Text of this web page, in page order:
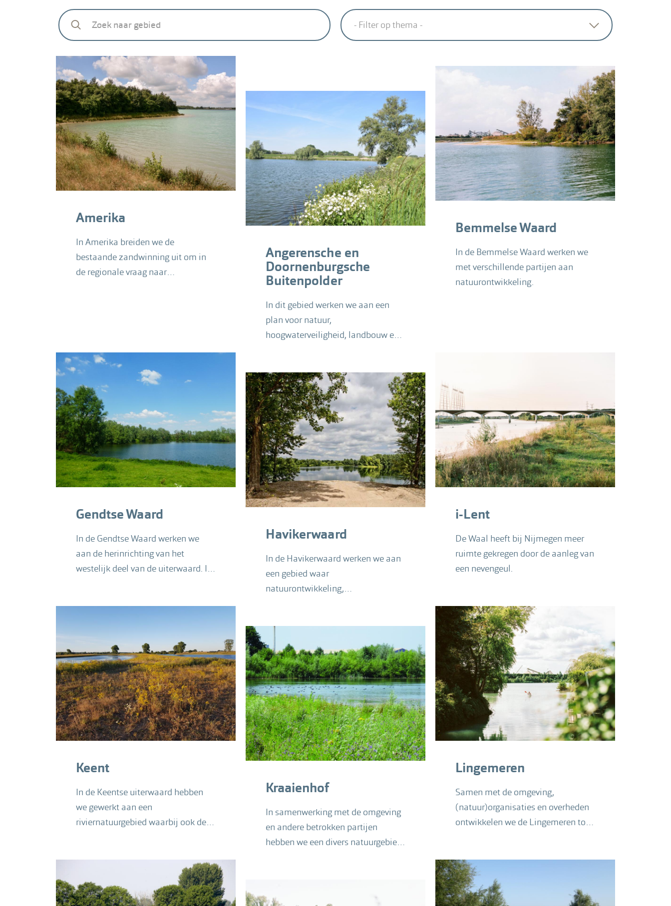
- Filter op thema -
Amerika
In Amerika breiden we de
bestaande zandwinning uit om in
de regionale vraag naar
Angerensche en
Doornenburgsche
Buitenpolder
In dit gebied werken we aan een
plan voor natuur,
hoogwaterveiligheid, landbouw en
Bemmelse Waard
In de Bemmelse Waard werken we
met verschillende partijen aan
natuurontwikkeling.
Gendtse Waard
In de Gendtse Waard werken we
aan de herinrichting van het
westelijk deel van de uiterwaard. In
Havikerwaard
In de Havikerwaard werken we aan
een gebied waar
natuurontwikkeling,
i-Lent
De Waal heeft bij Nijmegen meer
ruimte gekregen door de aanleg van
een nevengeul.
Keent
In de Keentse uiterwaard hebben
we gewerkt aan een
riviernatuurgebied waarbij ook de
Kraaienhof
In samenwerking met de omgeving
en andere betrokken partijen
hebben we een divers natuurgebied
Lingemeren
Samen met de omgeving,
(natuur)organisaties en overheden
ontwikkelen we de Lingemeren tot